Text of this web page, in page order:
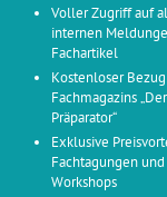
Voller Zugriff auf
internen
Fachartikel
Kostenloser
Fachmagazins „Der
Präparator“
Exklusive
Fachtagungen und
Workshops